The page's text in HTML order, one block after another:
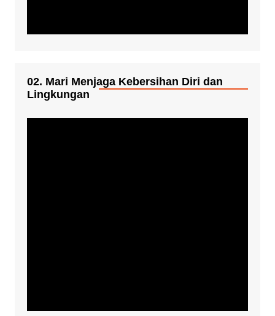
02. Mari Menjaga Kebersihan Diri dan
Lingkungan